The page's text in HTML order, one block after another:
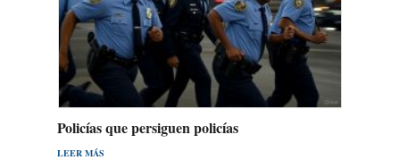
Policías que persiguen policías
LEER MÁS